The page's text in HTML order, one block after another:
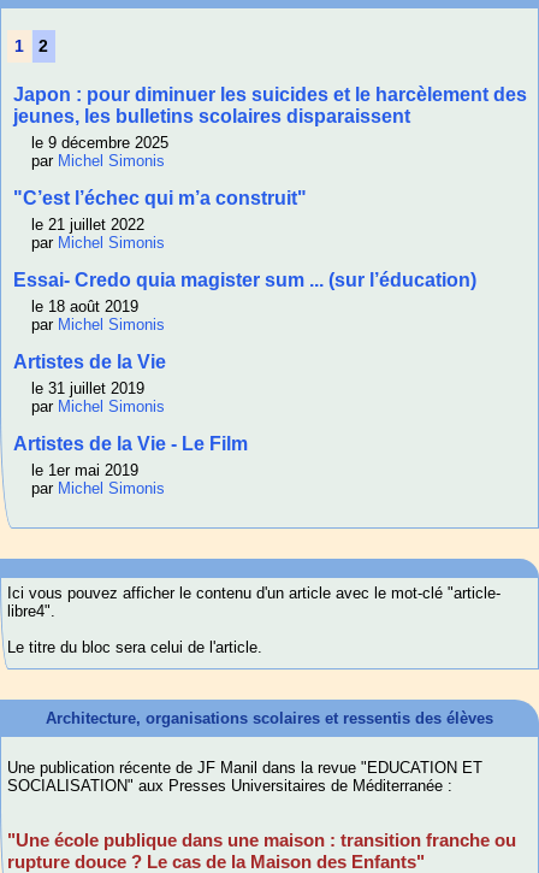
1 2
Japon : pour diminuer les suicides et le harcèlement des
jeunes, les bulletins scolaires disparaissent
le 9 décembre 2025
par Michel Simonis
"C’est l’échec qui m’a construit"
le 21 juillet 2022
par Michel Simonis
Essai- Credo quia magister sum ... (sur l’éducation)
le 18 août 2019
par Michel Simonis
Artistes de la Vie
le 31 juillet 2019
par Michel Simonis
Artistes de la Vie - Le Film
le 1er mai 2019
par Michel Simonis
Ici vous pouvez afficher le contenu d'un article avec le mot-clé "article-
libre4".
Le titre du bloc sera celui de l'article.
Architecture, organisations scolaires et ressentis des élèves
Une publication récente de JF Manil dans la revue "EDUCATION ET
SOCIALISATION" aux Presses Universitaires de Méditerranée :
"Une école publique dans une maison : transition franche ou
rupture douce ? Le cas de la Maison des Enfants"